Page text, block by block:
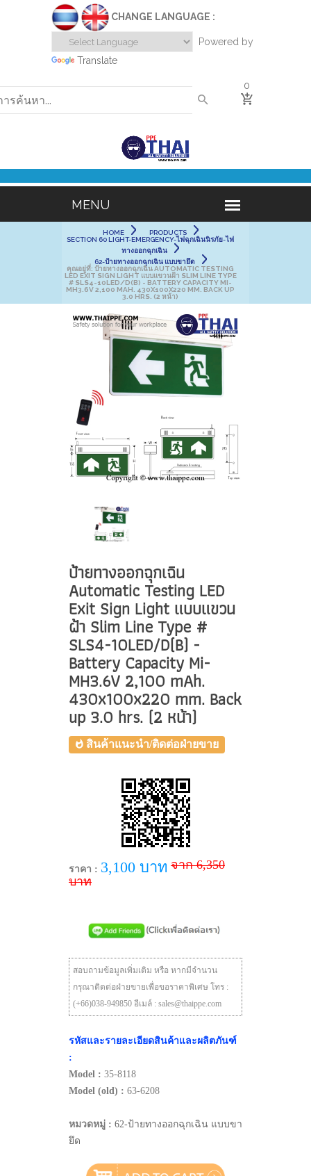
CHANGE LANGUAGE :
Powered by
Translate
0
HOME
PRODUCTS
SECTION 60 LIGHT-EMERGENCY-ไฟฉุกเฉินนิรภัย-ไฟ
ทางออกฉุกเฉิน
62-ป้ายทางออกฉุกเฉิน แบบขายึด
คุณอยู่ที่: ป้ายทางออกฉุกเฉิน AUTOMATIC TESTING
LED EXIT SIGN LIGHT แบบแขวนฝ้า SLIM LINE TYPE
# SLS4-10LED/D(B) - BATTERY CAPACITY MI-
MH3.6V 2,100 MAH. 430X100X220 MM. BACK UP
3.0 HRS. (2 หน้า)
ป้ายทางออกฉุกเฉิน
Automatic Testing LED
Exit Sign Light แบบแขวน
ฝ้า Slim Line Type #
SLS4-10LED/D(B) -
Battery Capacity Mi-
MH3.6V 2,100 mAh.
430x100x220 mm. Back
up 3.0 hrs. (2 หน้า)
สินค้าแนะนำ/ติดต่อฝ่ายขาย
ราคา : 3,100 บาท จาก 6,350
บาท
สอบถามข้อมูลเพิ่มเติม หรือ หากมีจำนวน
กรุณาติดต่อฝ่ายขายเพื่อขอราคาพิเศษ โทร :
(+66)038-949850 อีเมล์ : sales@thaippe.com
รหัสและรายละเอียดสินค้าและผลิตภันฑ์
:
Model : 35-8118
Model (old) : 63-6208
หมวดหมู่ : 62-ป้ายทางออกฉุกเฉิน แบบขา
ยึด